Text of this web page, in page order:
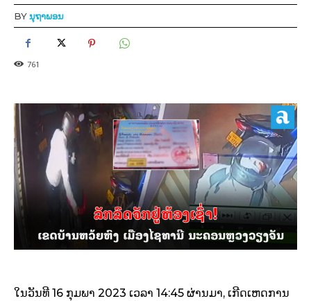
BYນຸຖາພອນ
761
ໃນວັນທີ 16 ກຸມພາ 2023 ເວລາ 14:45 ຜ່ານມາ, ເກີດເຫດການ